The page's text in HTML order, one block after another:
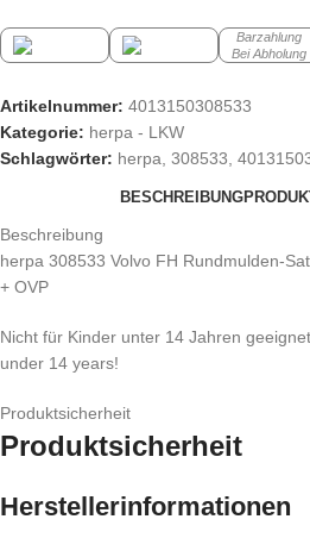
Barzahlung
Bei Abholung
Artikelnummer: 4013150308533
Kategorie: herpa - LKW
Schlagwörter: herpa, 308533,
BESCHREIBUNG
Beschreibung
herpa 308533 Volvo FH Rundmulden-
+ OVP
Nicht für Kinder unter 14 Jahren
under 14 years!
Produktsicherheit
Produktsicherheit
Herstellerinformationen